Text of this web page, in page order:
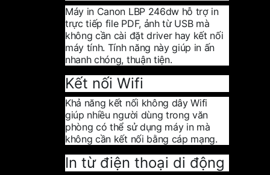
Máy in Canon LBP 246dw hỗ trợ in
trực tiếp file PDF, ảnh từ USB mà
không cần cài đặt driver hay kết nối
máy tính. Tính năng này giúp in ấn
nhanh chóng, thuận tiện.
Kết nối Wifi
Khả năng kết nối không dây Wifi
giúp nhiều người dùng trong văn
phòng có thể sử dụng máy in mà
không cần kết nối bằng cáp mạng.
In từ điện thoại di động